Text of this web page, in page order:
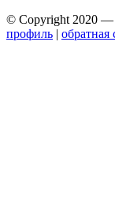
© Copyright 2020 —
профиль | обратная